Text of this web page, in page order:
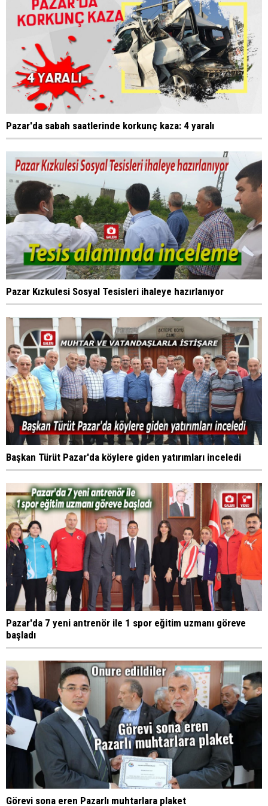
Pazar'da sabah saatlerinde korkunç kaza: 4 yaralı
Pazar Kızkulesi Sosyal Tesisleri ihaleye hazırlanıyor
Başkan Türüt Pazar'da köylere giden yatırımları inceledi
Pazar'da 7 yeni antrenör ile 1 spor eğitim uzmanı göreve
başladı
Görevi sona eren Pazarlı muhtarlara plaket